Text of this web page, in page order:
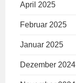
April 2025
Februar 2025
Januar 2025
Dezember 2024